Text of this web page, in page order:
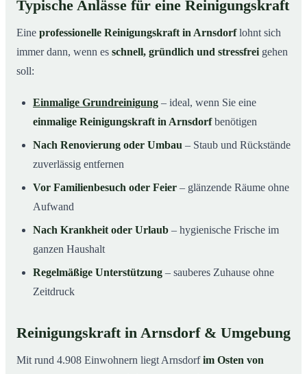
Typische Anlässe für eine Reinigungskraft
Eine professionelle Reinigungskraft in Arnsdorflohnt sich
immer dann, wenn es schnell, gründlich und stressfrei gehen
soll:
Einmalige Grundreinigung – ideal, wenn Sie eine
einmalige Reinigungskraft in Arnsdorfbenötigen
Nach Renovierung oder Umbau – Staub und Rückstände
zuverlässig entfernen
Vor Familienbesuch oder Feier – glänzende Räume ohne
Aufwand
Nach Krankheit oder Urlaub – hygienische Frische im
ganzen Haushalt
Regelmäßige Unterstützung – sauberes Zuhause ohne
Zeitdruck
Reinigungskraft in Arnsdorf & Umgebung
Mit rund 4.908 Einwohnern liegt Arnsdorfim Osten von